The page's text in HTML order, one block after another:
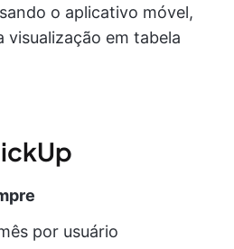
o aplicativo móvel,
visualização em tabela
por usuário